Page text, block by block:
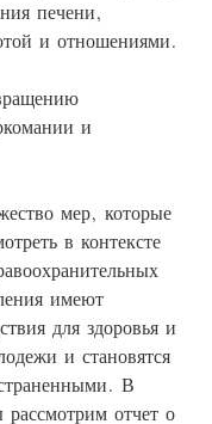
печени,
и отношениями.
и
мер, которые
в контексте
имеют
для здоровья и
и становятся
В
рассмотрим отчет о